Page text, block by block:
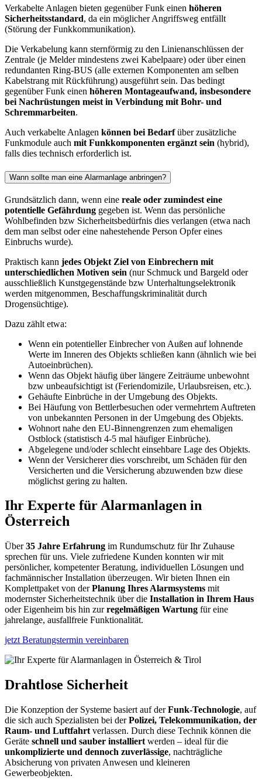
Verkabelte Anlagen bieten gegenüber Funk einen höheren
Sicherheitsstandard, da ein möglicher Angriffsweg entfällt
(Störung der Funkkommunikation).
Die Verkabelung kann sternförmig zu den Linienanschlüssen der
Zentrale (je Melder mindestens zwei Kabelpaare) oder über einen
redundanten Ring-BUS (alle externen Komponenten am selben
Kabelstrang mit Rückführung) ausgeführt sein. Das bedingt
gegenüber Funk einen höheren Montageaufwand, insbesondere
bei Nachrüstungen meist in Verbindung mit Bohr- und
Schremmarbeiten.
Auch verkabelte Anlagen können bei Bedarfüber zusätzliche
Funkmodule auch mit Funkkomponenten ergänzt sein (hybrid),
falls dies technisch erforderlich ist.
Wann sollte man eine Alarmanlage anbringen?
Grundsätzlich dann, wenn eine reale oder zumindest eine
potentielle Gefährdung gegeben ist. Wenn das persönliche
Wohlbefinden bzw Sicherheitsbedürfnis dies verlangen (etwa nach
dem man selbst oder eine nahestehende Person Opfer eines
Einbruchs wurde).
Praktisch kann jedes Objekt Ziel von Einbrechern mit
unterschiedlichen Motiven sein (nur Schmuck und Bargeld oder
ausschließlich Kunstgegenstände bzw Unterhaltungselektronik
werden mitgenommen, Beschaffungskriminalität durch
Drogensüchtige).
Dazu zählt etwa:
Wenn ein potentieller Einbrecher von Außen auf lohnende
Werte im Inneren des Objekts schließen kann (ähnlich wie bei
Autoeinbrüchen).
Wenn das Objekt häufig über längere Zeiträume unbewohnt
bzw unbeaufsichtigt ist (Feriendomizile, Urlaubsreisen, etc.).
Gehäufte Einbrüche in der Umgebung des Objekts.
Bei Häufung von Bettlerbesuchen oder vermehrtem Auftreten
von unbekannten Personen in der Umgebung des Objekts.
Wohnort nahe den EU-Binnengrenzen zum ehemaligen
Ostblock (statistisch 4-5 mal häufiger Einbrüche).
Abgelegene und/oder schlecht einsehbare Lage des Objekts.
Wenn der Versicherer dies vorschreibt, um Schäden für den
Versicherten und die Versicherung abzuwenden bzw diese
möglichst gering zu halten.
Ihr Experte für Alarmanlagen in
Österreich
Über35 Jahre Erfahrung im Rundumschutz für Ihr Zuhause
sprechen für uns. Viele zufriedene Kunden konnten wir mit
persönlicher, kompetenter Beratung, individuellen Lösungen und
fachmännischer Installation überzeugen. Wir bieten Ihnen ein
Komplettpaket von derPlanung Ihres Alarmsystems mit
modernster Sicherheitstechnik über die Installation in Ihrem Haus
oder Eigenheim bis hin zurregelmäßigen Wartung für eine
jahrelange, ausfallfreie Funktionalität.
jetzt Beratungstermin vereinbaren
Drahtlose Sicherheit
Die Konzeption der Systeme basiert auf derFunk-Technologie, auf
die sich auch Spezialisten bei derPolizei, Telekommunikation, der
Raum- und Luftfahrt verlassen. Durch diese Technik können die
Geräte schnell und sauber installiert werden – ideal für die
unkomplizierte und dennoch zuverlässige, nachträgliche
Absicherung von privaten Anwesen und kleineren
Gewerbeobjekten.